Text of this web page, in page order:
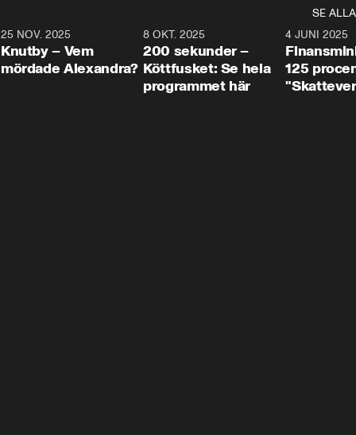
SE ALLA
31:05
25 NOV. 2025
Knutby – Vem
mördade Alexandra?
4:29
8 OKT. 2025
200 sekunder –
Köttfusket: Se hela
programmet här
4 JUNI 2025
125